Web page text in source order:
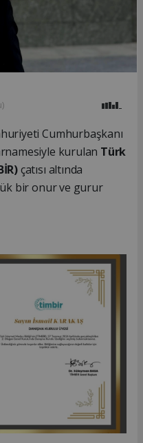
Cumhurbaşkanı
kurulan Türk
çatısı altında
bir onur ve gurur